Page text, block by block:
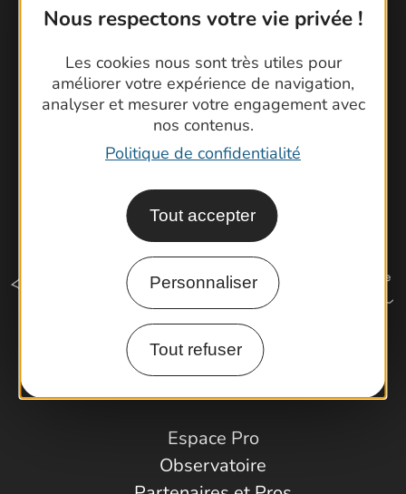
Nous respectons votre vie privée !
Les cookies nous sont très utiles pour
améliorer votre expérience de navigation,
analyser et mesurer votre engagement avec
nos contenus.
Politique de confidentialité
Tout accepter
Personnaliser
Tout refuser
Brochures
Latitude Gard
Comment venir ?
Espace Pro
Observatoire